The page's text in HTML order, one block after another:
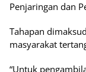
Penjaringan dan
Tahapan
masyarakat
“Untuk